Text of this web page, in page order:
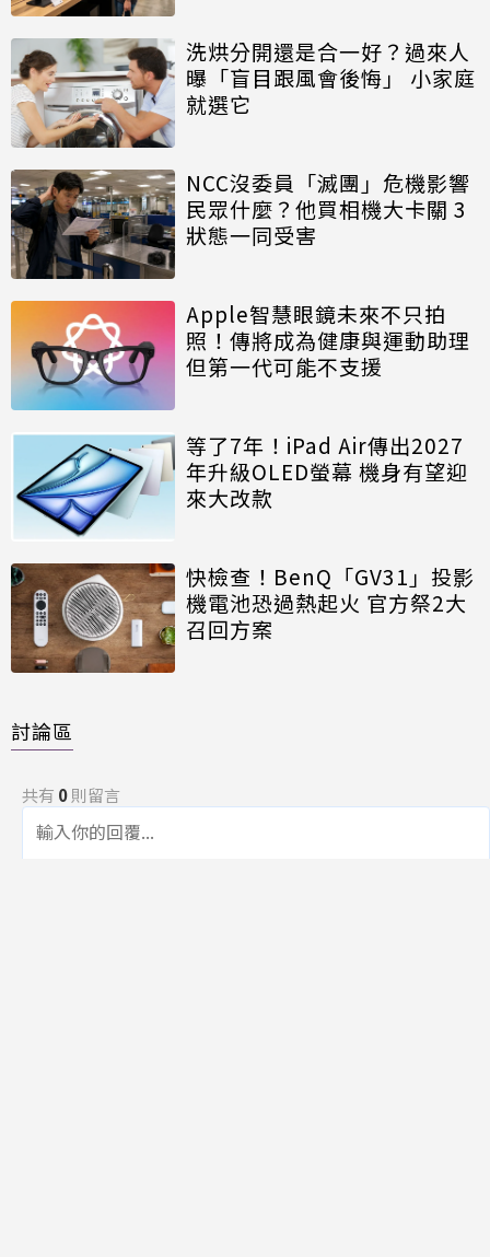
洗烘分開還是合一好？過來人
曝「盲目跟風會後悔」 小家庭
就選它
NCC沒委員「滅團」危機影響
民眾什麼？他買相機大卡關 3
狀態一同受害
Apple智慧眼鏡未來不只拍
照！傳將成為健康與運動助理
但第一代可能不支援
等了7年！iPad Air傳出2027
年升級OLED螢幕 機身有望迎
來大改款
快檢查！BenQ「GV31」投影
機電池恐過熱起火 官方祭2大
召回方案
討論區
共有 0則留言